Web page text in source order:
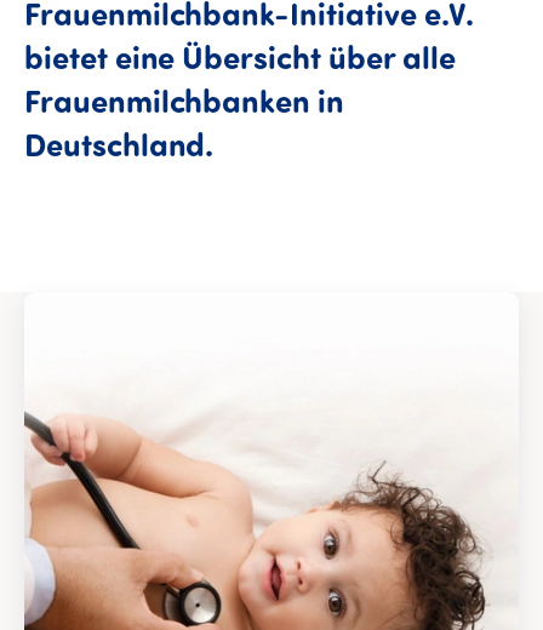
Frauenmilchbank-Initiative e.V.
bietet eine Übersicht über alle
Frauenmilchbanken in
Deutschland.